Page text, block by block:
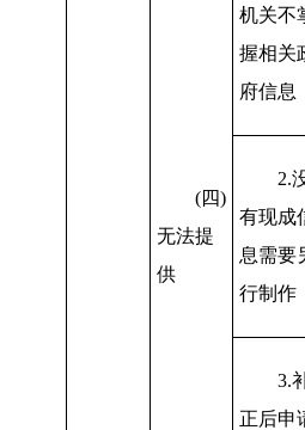
(四)
无法提
供
机关不
握相关
府信息
2.
有现成
息需要
行制作
3.
正后申